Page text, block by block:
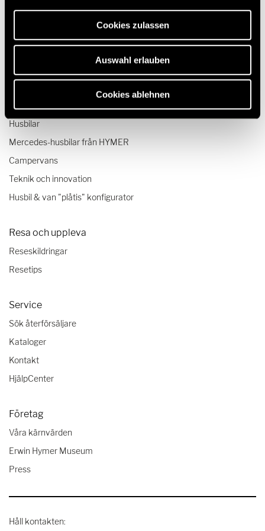
erforderlich sind.
Cookies zulassen
Auswahl erlauben
Cookies ablehnen
Modeller & Teknik
Husbilar
Mercedes-husbilar från HYMER
Campervans
Teknik och innovation
Husbil & van "plåtis" konfigurator
Resa och uppleva
Reseskildringar
Resetips
Service
Sök återförsäljare
Kataloger
Kontakt
HjälpCenter
Företag
Våra kärnvärden
Erwin Hymer Museum
Press
Håll kontakten: